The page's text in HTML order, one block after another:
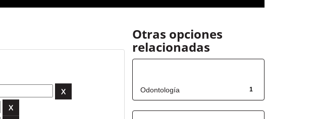
Otras opciones
relacionadas
1
Odontología